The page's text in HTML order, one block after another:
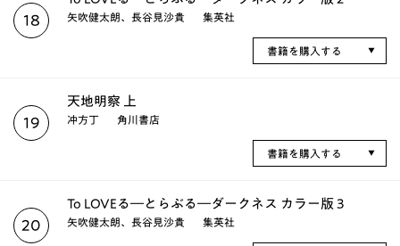
18 矢吹健太朗、長谷見沙貴 集英社
書籍を購入する
19
天地明察 上
冲方丁 角川書店
書籍を購入する
20
To LOVEる―とらぶる―ダークネス カラー版 3
矢吹健太朗、長谷見沙貴 集英社